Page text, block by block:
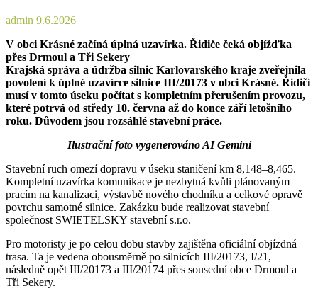
admin 9.6.2026
V obci Krásné začíná úplná uzavírka. Řidiče čeká objížďka
přes Drmoul a Tři Sekery
Krajská správa a údržba silnic Karlovarského kraje zveřejnila
povolení k úplné uzavírce silnice III/20173 v obci Krásné. Řidiči
musí v tomto úseku počítat s kompletním přerušením provozu,
které potrvá od středy 10. června až do konce září letošního
roku. Důvodem jsou rozsáhlé stavební práce.
Ilustrační foto vygenerováno AI Gemini
Stavební ruch omezí dopravu v úseku staničení km 8,148–8,465.
Kompletní uzavírka komunikace je nezbytná kvůli plánovaným
pracím na kanalizaci, výstavbě nového chodníku a celkové opravě
povrchu samotné silnice. Zakázku bude realizovat stavební
společnost SWIETELSKY stavební s.r.o.
Pro motoristy je po celou dobu stavby zajištěna oficiální objízdná
trasa. Ta je vedena obousměrně po silnicích III/20173, I/21,
následně opět III/20173 a III/20174 přes sousední obce Drmoul a
Tři Sekery.